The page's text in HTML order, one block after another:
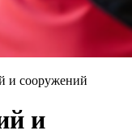
и сооружений
и